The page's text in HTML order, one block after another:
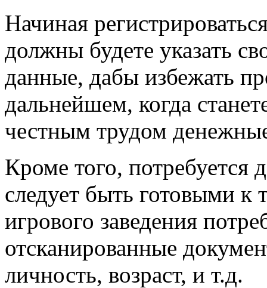
Начиная
должны будете указать
данные, дабы избежать
дальнейшем, когда
честным трудом
Кроме того, потребуется
следует быть готовыми к
игрового заведения
отсканированные
личность, возраст, и т.д.